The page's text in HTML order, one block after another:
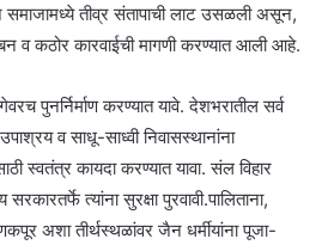
तीव्र संतापाची लाट उसळली असून,
व कठोर कारवाईची मागणी करण्यात आली आहे.
पुनर्निर्माण करण्यात यावे. देशभरातील सर्व
व साधू-साध्वी निवासस्थानांना
स्वतंत्र कायदा करण्यात यावा. संल विहार
त्यांना सुरक्षा पुरवावी.पालिताना,
अशा तीर्थस्थळांवर जैन धर्मीयांना पूजा-